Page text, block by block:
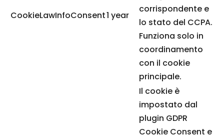
CookieLawInfoConsent1 year
corrispondente e
lo stato del CCPA.
Funziona solo in
coordinamento
con il cookie
principale.
Il cookie è
impostato dal
plugin GDPR
Cookie Consent e